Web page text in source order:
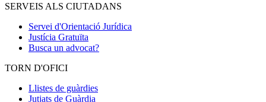
SERVEIS ALS CIUTADANS
Servei d'Orientació Jurídica
Justícia Gratuïta
Busca un advocat?
TORN D'OFICI
Llistes de guàrdies
Jutjats de Guàrdia